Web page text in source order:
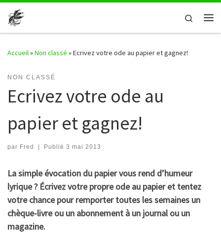
Passer au contenu
Search
Accueil»Non classé »Ecrivez votre ode au papier et gagnez!
NON CLASSÉ
Ecrivez votre ode au
papier et gagnez!
par Fred | Publié 3 mai 2013
La simple évocation du papier vous rend d’humeur
lyrique ? Écrivez votre propre ode au papier et tentez
votre chance pour remporter toutes les semaines un
chèque-livre ou un abonnement à un journal ou un
magazine.